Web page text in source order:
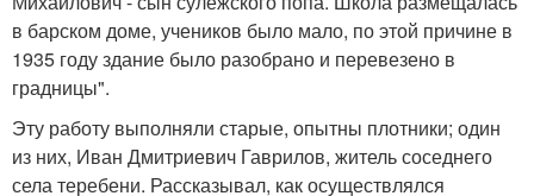
в барском доме, учеников было мало, по этой причине в
1935 году здание было разобрано и перевезено в
градницы".
Эту работу выполняли старые, опытны плотники; один
из них, Иван Дмитриевич Гаврилов, житель соседнего
села теребени. Рассказывал, как осуществлялся